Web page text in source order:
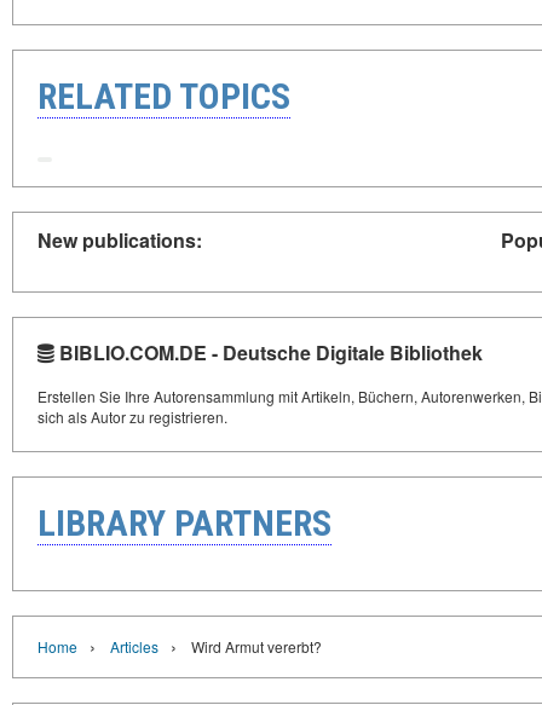
RELATED TOPICS
New publications:
BIBLIO.COM.DE - Deutsche Digitale Bibliothek
Erstellen Sie Ihre Autorensammlung mit Artikeln, Büchern, Autorenwerken,
sich als Autor zu registrieren.
LIBRARY PARTNERS
Home › Articles › Wird Armut vererbt?